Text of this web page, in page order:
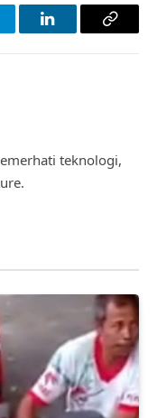
LinkedInCopy
teknologi,